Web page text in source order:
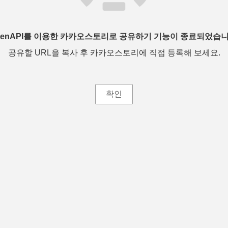
를 이용한 카카오스토리로 공유하기 기능이 종료되었습
공유할 URL을 복사 후 카카오스토리에 직접 등록해 보세요.
확인